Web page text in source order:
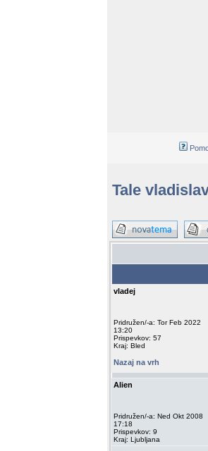
Tale
vladej
Pridružen/-a: Tor Feb 2022
13:20
Prispevkov: 57
Kraj: Bled
Nazaj na vrh
Alien
Pridružen/-a: Ned Okt 2008
17:18
Prispevkov: 9
Kraj: Ljubljana